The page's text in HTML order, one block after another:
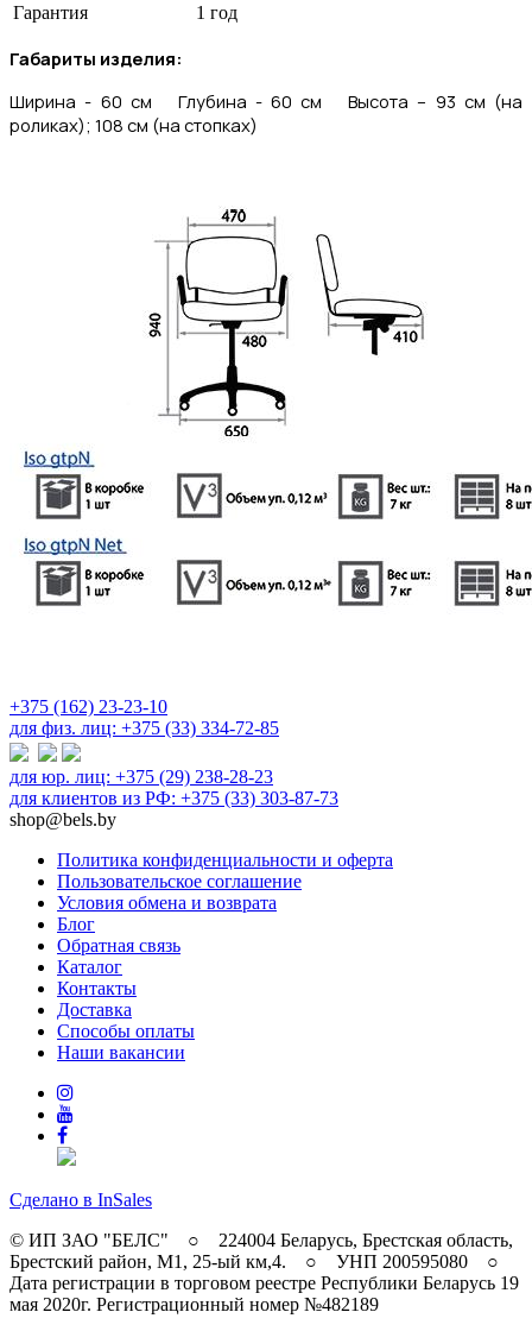
Гарантия
1 год
Габариты изделия:
Ширина - 60 см Глубина - 60 см Высота – 93 см (на
роликах); 108 см (на стопках)
+375 (162) 23-23-10
для физ. лиц: +375 (33) 334-72-85
для юр. лиц: +375 (29) 238-28-23
для клиентов из РФ: +375 (33) 303-87-73
shop@bels.by
Политика конфиденциальности и оферта
Пользовательское соглашение
Условия обмена и возврата
Блог
Обратная связь
Каталог
Контакты
Доставка
Способы оплаты
Наши вакансии
Сделано в InSales
© ИП ЗАО "БЕЛС" ○ 224004 Беларусь, Брестская область,
Брестский район, M1, 25-ый км,4. ○ УНП 200595080 ○
Дата регистрации в торговом реестре Республики Беларусь 19
мая 2020г. Регистрационный номер №482189